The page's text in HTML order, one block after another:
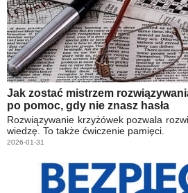
Jak zostać mistrzem
po pomoc, gdy nie znasz hasła
Rozwiązywanie krzyżówek pozwala
wiedzę. To także ćwiczenie pamięci.
2026-01-31